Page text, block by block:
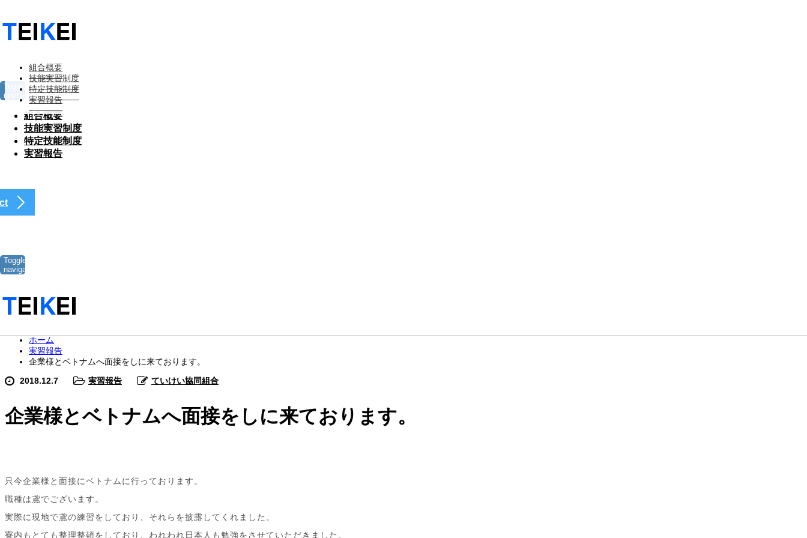
Toggle
navigation
組合概要
技能実習制度
特定技能制度
実習報告
Toggle
navigation
組合概要
技能実習制度
特定技能制度
実習報告
ホーム
実習報告
企業様とベトナムへ面接をしに来ております。
2018.12.7
実習報告 ていけい協同組合
企業様とベトナムへ面接をしに来ております。
只今企業様と面接にベトナムに行っております。
職種は鳶でございます。
実際に現地で鳶の練習をしており、それらを披露してくれました。
寮内もとても整理整頓をしており、われわれ日本人も勉強をさせていただきました。